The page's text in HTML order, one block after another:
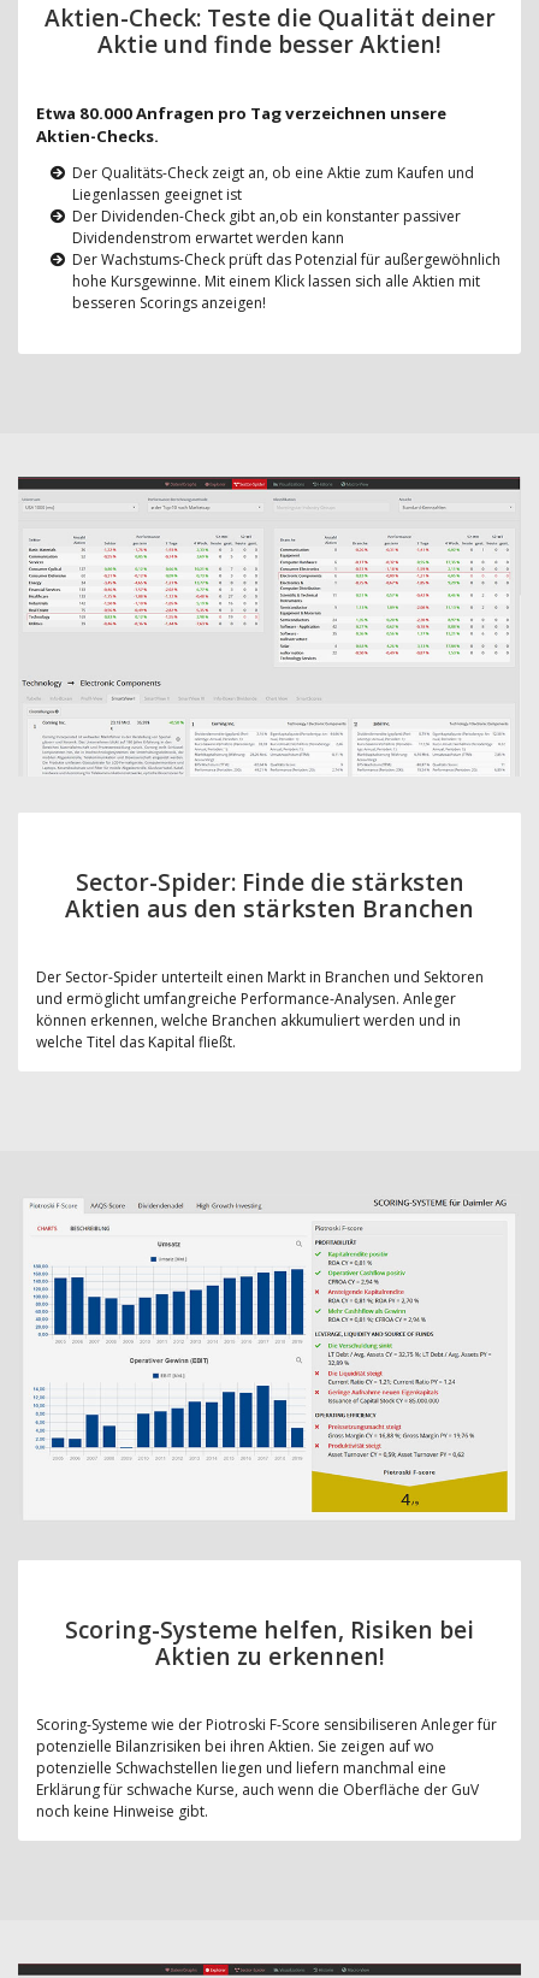
Aktien-Check: Teste die Qualität deiner
Aktie und finde besser Aktien!
Etwa 80.000 Anfragen pro Tag verzeichnen unsere
Aktien-Checks.
Der Qualitäts-Check zeigt an, ob eine Aktie zum Kaufen und
Liegenlassen geeignet ist
Der Dividenden-Check gibt an,ob ein konstanter passiver
Dividendenstrom erwartet werden kann
Der Wachstums-Check prüft das Potenzial für außergewöhnlich
hohe Kursgewinne. Mit einem Klick lassen sich alle Aktien mit
besseren Scorings anzeigen!
Sector-Spider: Finde die stärksten
Aktien aus den stärksten Branchen
Der Sector-Spider unterteilt einen Markt in Branchen und Sektoren
und ermöglicht umfangreiche Performance-Analysen. Anleger
können erkennen, welche Branchen akkumuliert werden und in
welche Titel das Kapital fließt.
Scoring-Systeme helfen, Risiken bei
Aktien zu erkennen!
Scoring-Systeme wie der Piotroski F-Score sensibiliseren Anleger für
potenzielle Bilanzrisiken bei ihren Aktien. Sie zeigen auf wo
potenzielle Schwachstellen liegen und liefern manchmal eine
Erklärung für schwache Kurse, auch wenn die Oberfläche der GuV
noch keine Hinweise gibt.